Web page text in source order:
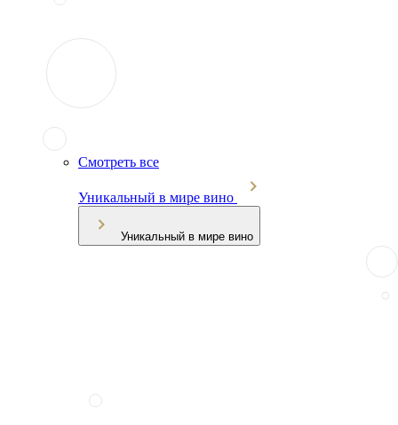
Смотреть все
Уникальный в мире вино
Уникальный в мире вино